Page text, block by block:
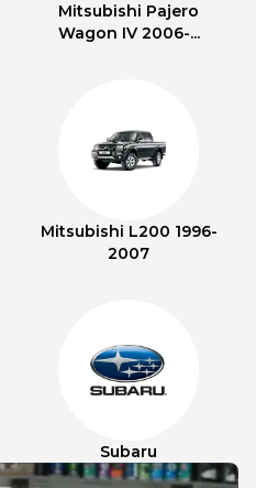
Mitsubishi Pajero
Wagon IV 2006-...
Mitsubishi L200 1996-
2007
Subaru